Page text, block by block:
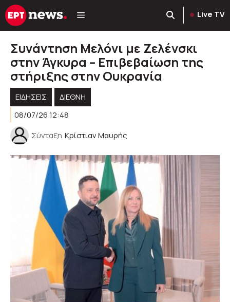
Μετάβαση
σε
Live TV
Συνάντηση Μελόνι με Ζελένσκι
στην Άγκυρα – Επιβεβαίωση της
στήριξης στην Ουκρανία
ΕΙΔΗΣΕΙΣ
ΔΙΕΘΝΗ
08/07/26 12:48
Σύνταξη Κρίστιαν Μαυρής